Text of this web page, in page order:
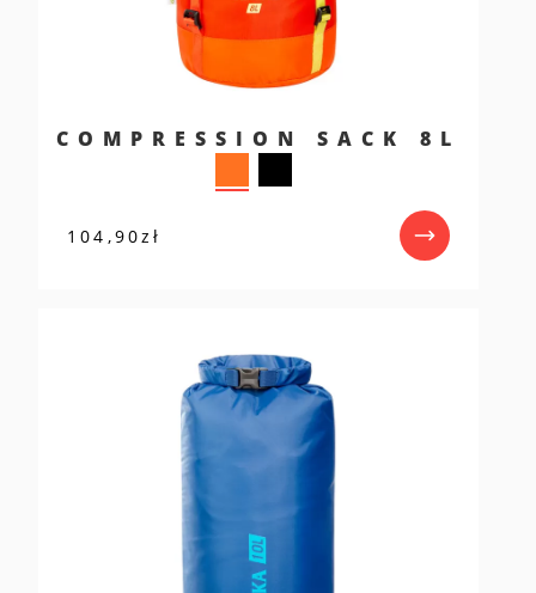
COMPRESSION SACK 8L
104,90zł